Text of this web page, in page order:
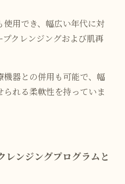
用でき、幅広い年代に対
クレンジングおよび肌再
機器との併用も可能で、幅
れる柔軟性を持っていま
ンジングプログラムと